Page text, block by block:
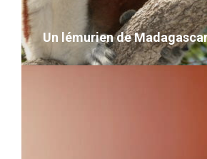
VOIR LE DÉTAIL
Un lémurien de